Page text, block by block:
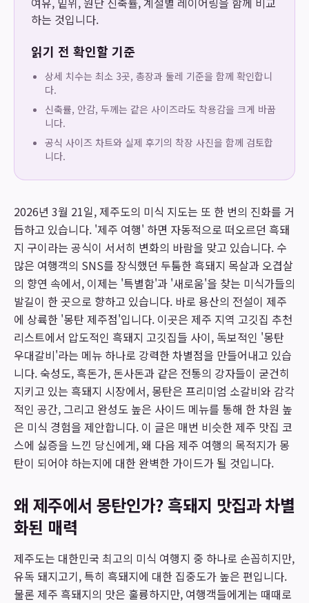
하는 것입니다.
읽기 전 확인할 기준
상세 치수는 최소 3곳, 총장과 둘레 기준을 함께 확인합니
다.
신축률, 안감, 두께는 같은 사이즈라도 착용감을 크게 바꿉
니다.
공식 사이즈 차트와 실제 후기의 착장 사진을 함께 검토합
니다.
2026년 3월 21일, 제주도의 미식 지도는 또 한 번의 진화를 거
듭하고 있습니다. '제주 여행' 하면 자동적으로 떠오르던 흑돼
지 구이라는 공식이 서서히 변화의 바람을 맞고 있습니다. 수
많은 여행객의 SNS를 장식했던 두툼한 흑돼지 목살과 오겹살
의 향연 속에서, 이제는 '특별함'과 '새로움'을 찾는 미식가들의
발길이 한 곳으로 향하고 있습니다. 바로 용산의 전설이 제주
에 상륙한 '몽탄 제주점'입니다. 이곳은 제주 지역 고깃집 추천
리스트에서 압도적인 흑돼지 고깃집들 사이, 독보적인 '몽탄
우대갈비'라는 메뉴 하나로 강력한 차별점을 만들어내고 있습
니다. 숙성도, 흑돈가, 돈사돈과 같은 전통의 강자들이 굳건히
지키고 있는 흑돼지 시장에서, 몽탄은 프리미엄 소갈비와 감각
적인 공간, 그리고 완성도 높은 사이드 메뉴를 통해 한 차원 높
은 미식 경험을 제안합니다. 이 글은 매번 비슷한 제주 맛집 코
스에 싫증을 느낀 당신에게, 왜 다음 제주 여행의 목적지가 몽
탄이 되어야 하는지에 대한 완벽한 가이드가 될 것입니다.
왜 제주에서 몽탄인가? 흑돼지 맛집과 차별
화된 매력
제주도는 대한민국 최고의 미식 여행지 중 하나로 손꼽히지만,
유독 돼지고기, 특히 흑돼지에 대한 집중도가 높은 편입니다.
물론 제주 흑돼지의 맛은 훌륭하지만, 여행객들에게는 때때로